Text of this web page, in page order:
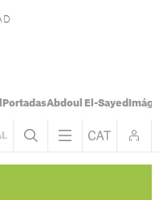
PortadasAbdoul El-Sayed